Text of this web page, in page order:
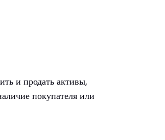
и продать активы,
покупателя или